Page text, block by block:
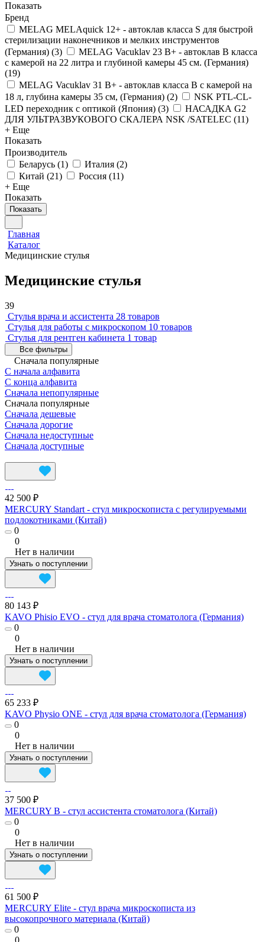
Показать
Бренд
MELAG MELAquick 12+ - автоклав класса S для быстрой
стерилизации наконечников и мелких инструментов
(Германия) (3)
MELAG Vacuklav 23 B+ - автоклав B класса
с камерой на 22 литра и глубиной камеры 45 см. (Германия)
(19)
MELAG Vacuklav 31 B+ - автоклав класса B с камерой на
18 л, глубина камеры 35 см, (Германия) (2)
NSK PTL-CL-
LED переходник с оптикой (Япония) (3)
НАСАДКА G2
ДЛЯ УЛЬТРАЗВУКОВОГО СКАЛЕРА NSK /SATELEC (11)
+ Еще
Показать
Производитель
Беларусь (1) Италия (2)
Китай (21) Россия (11)
+ Еще
Показать
Показать
Главная
Каталог
Медицинские стулья
Медицинские стулья
39
Стулья врача и ассистента 28 товаров
Стулья для работы с микроскопом 10 товаров
Стулья для рентген кабинета 1 товар
Все фильтры
Сначала популярные
С начала алфавита
С конца алфавита
Сначала непопулярные
Сначала популярные
Сначала дешевые
Сначала дорогие
Сначала недоступные
Сначала доступные
42 500 ₽
MERCURY Standart - стул микроскописта с регулируемыми
подлокотниками (Китай)
0
0
Нет в наличии
Узнать о поступлении
80 143 ₽
KAVO Phisio EVO - стул для врача стоматолога (Германия)
0
0
Нет в наличии
Узнать о поступлении
65 233 ₽
KAVO Physio ONE - стул для врача стоматолога (Германия)
0
0
Нет в наличии
Узнать о поступлении
37 500 ₽
MERCURY B - стул ассистента стоматолога (Китай)
0
0
Нет в наличии
Узнать о поступлении
61 500 ₽
MERCURY Elite - cтул врача микроскописта из
высокопрочного материала (Китай)
0
0